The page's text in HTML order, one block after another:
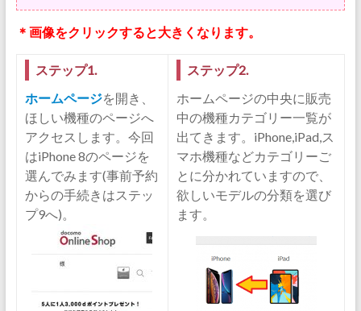
＊画像をクリックすると大きくなります。
ステップ1.
ホームページを開き、
ほしい機種のページへ
アクセスします。今回
はiPhone 8のページを
選んでみます(事前予約
からの手続きはステッ
プ9へ)。
ステップ2.
ホームページの中央に販売
中の機種カテゴリー一覧が
出てきます。iPhone,iPad,ス
マホ機種などカテゴリーご
とに分かれていますので、
欲しいモデルの分類を選び
ます。